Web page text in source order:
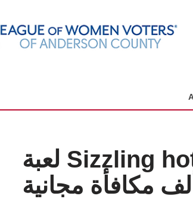
لعبة Sizzling hot Deluxe Remark العب Slot
مكافأة مجانية